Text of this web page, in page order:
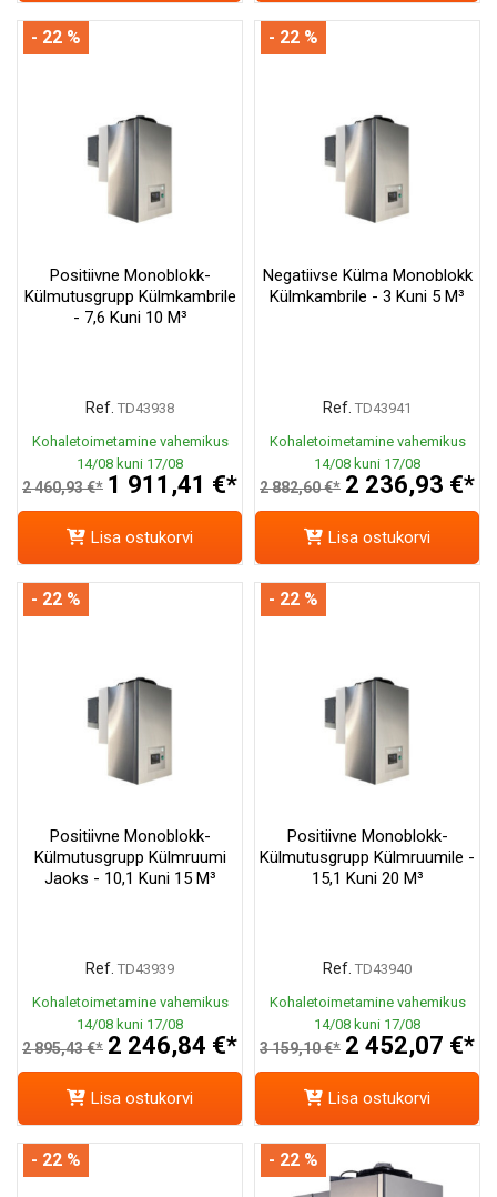
Positiivne Monoblokk-
Külmutusgrupp Külmkambrile
- 7,6 Kuni 10 M³
Ref. TD43938
Kohaletoimetamine vahemikus
14/08 kuni 17/08
2 460,93 €* 1 911,41 €*
- 22 %
Lisa ostukorvi
Negatiivse Külma Monoblokk
Külmkambrile - 3 Kuni 5 M³
Ref. TD43941
Kohaletoimetamine vahemikus
14/08 kuni 17/08
2 882,60 €* 2 236,93 €*
- 22 %
Lisa ostukorvi
Positiivne Monoblokk-
Külmutusgrupp Külmruumi
Jaoks - 10,1 Kuni 15 M³
Ref. TD43939
Kohaletoimetamine vahemikus
14/08 kuni 17/08
2 895,43 €* 2 246,84 €*
- 22 %
Lisa ostukorvi
Positiivne Monoblokk-
Külmutusgrupp Külmruumile -
15,1 Kuni 20 M³
Ref. TD43940
Kohaletoimetamine vahemikus
14/08 kuni 17/08
3 159,10 €* 2 452,07 €*
- 22 %
Lisa ostukorvi
- 22 % - 22 %